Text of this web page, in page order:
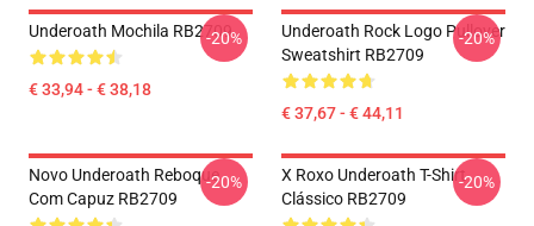
Underoath Mochila RB2709
€ 33,94 - € 38,18
-20%
Underoath Rock Logo Pullover
Sweatshirt RB2709
€ 37,67 - € 44,11
-20%
Novo Underoath Reboque
Com Capuz RB2709
-20%
X Roxo Underoath T-Shirt
Clássico RB2709
-20%